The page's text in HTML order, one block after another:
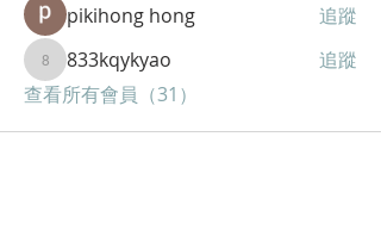
pikihong hong
追蹤
833kqykyao
833kqykyao
追蹤
查看所有會員（31）